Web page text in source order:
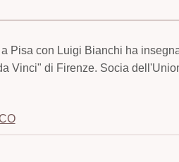
Pisa con Luigi Bianchi ha
Vinci" di Firenze. Socia